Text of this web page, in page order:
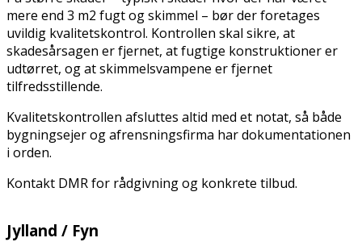
mere end 3 m2 fugt og skimmel – bør der foretages
uvildig kvalitetskontrol. Kontrollen skal sikre, at
skadesårsagen er fjernet, at fugtige konstruktioner er
udtørret, og at skimmelsvampene er fjernet
tilfredsstillende.
Kvalitetskontrollen afsluttes altid med et notat, så både
bygningsejer og afrensningsfirma har dokumentationen
i orden.
Kontakt DMR for rådgivning og konkrete tilbud.
Jylland / Fyn